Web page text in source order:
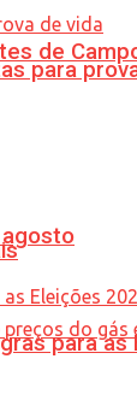
de
para
para as